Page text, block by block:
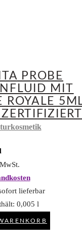
PROBE
MIT
ROYALE 5ML
l
lieferbar
0,005 l